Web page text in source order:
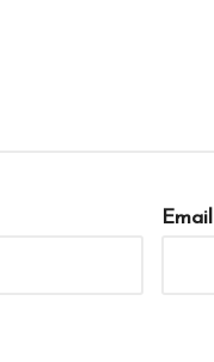
Email